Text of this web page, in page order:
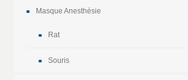
Masque Anesthésie
Rat
Souris